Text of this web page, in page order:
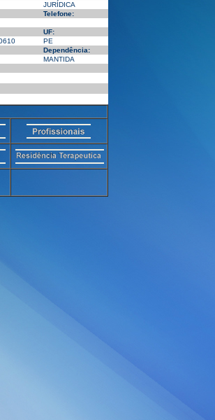
JURÍDICA
Telefone:
UF:
PE
Dependência:
MANTIDA